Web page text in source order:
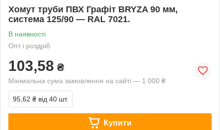
Хомут труби ПВХ Графіт BRYZA 90 мм,
система 125/90 — RAL 7021.
В наявності
Опт і роздріб
103,58 ₴
Мінімальна сума замовлення на сайті — 1 000 ₴
95,62 ₴ від 40 шт.
Купити